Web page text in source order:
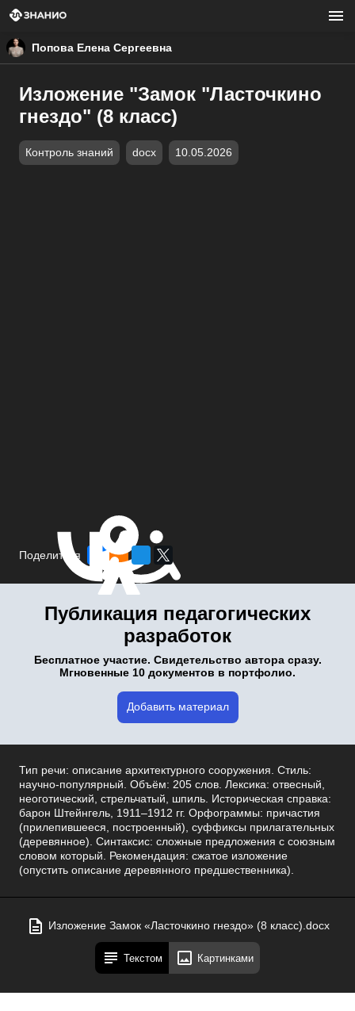
Попова Елена Сергеевна
Изложение "Замок "Ласточкино
гнездо" (8 класс)
Контроль знаний docx 10.05.2026
Поделиться
Публикация педагогических
разработок
Бесплатное участие. Свидетельство автора сразу.
Мгновенные 10 документов в портфолио.
Добавить материал
Тип речи: описание архитектурного сооружения. Стиль:
научно-популярный. Объём: 205 слов. Лексика: отвесный,
неоготический, стрельчатый, шпиль. Историческая справка:
барон Штейнгель, 1911–1912 гг. Орфограммы: причастия
(прилепившееся, построенный), суффиксы прилагательных
(деревянное). Синтаксис: сложные предложения с союзным
словом который. Рекомендация: сжатое изложение
(опустить описание деревянного предшественника).
Изложение Замок «Ласточкино гнездо» (8 класс).docx
Текстом Картинками